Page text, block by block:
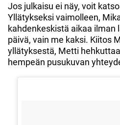
Jos julkaisu ei näy, voit
Yllätykseksi vaimolleen,
kahdenkeskistä aikaa ilman
päivä, vain me kaksi. Kiitos
yllätyksestä, Metti
hempeän pusukuvan